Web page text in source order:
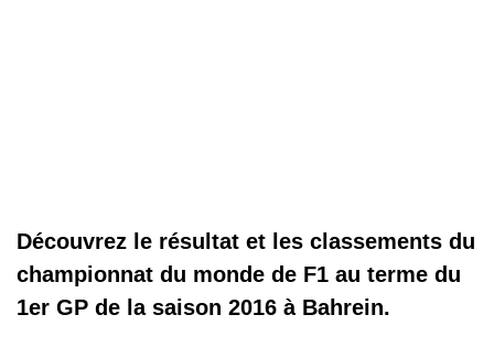
Découvrez le résultat et les classements du
championnat du monde de F1 au terme du
1er GP de la saison 2016 à Bahrein.